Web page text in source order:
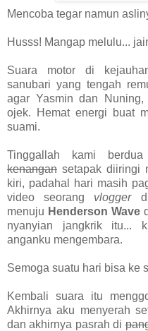
Mencoba tegar namun
Husss! Mangap melulu...
Suara motor di
sanubari yang tengah
agar Yasmin dan
ojek. Hemat energi buat
suami.
Tinggallah kami
kenangan setapak diiringi
kiri, padahal hari masih
video seorang vlogger
menuju Henderson Wave
nyanyian jangkrik itu...
anganku mengembara.
Semoga suatu hari bisa ke
Kembali suara itu
Akhirnya aku menyerah
dan akhirnya pasrah di